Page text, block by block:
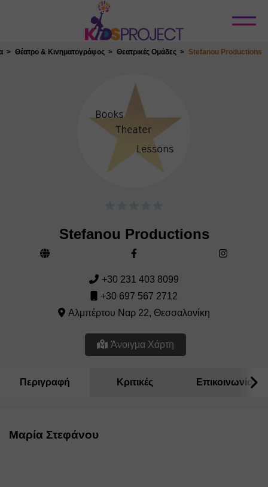
Κλείσιμο
Θέατρο & Κινηματογράφος Θεατρικές Ομάδες Stefanou Productions
Stefanou Productions
+30 231 403 8099
+30 697 567 2712
Αλμπέρτου Ναρ 22, Θεσσαλονίκη
Άνοιγμα Χάρτη
Περιγραφή Κριτικές Επικοινωνία
Μαρία Στεφάνου